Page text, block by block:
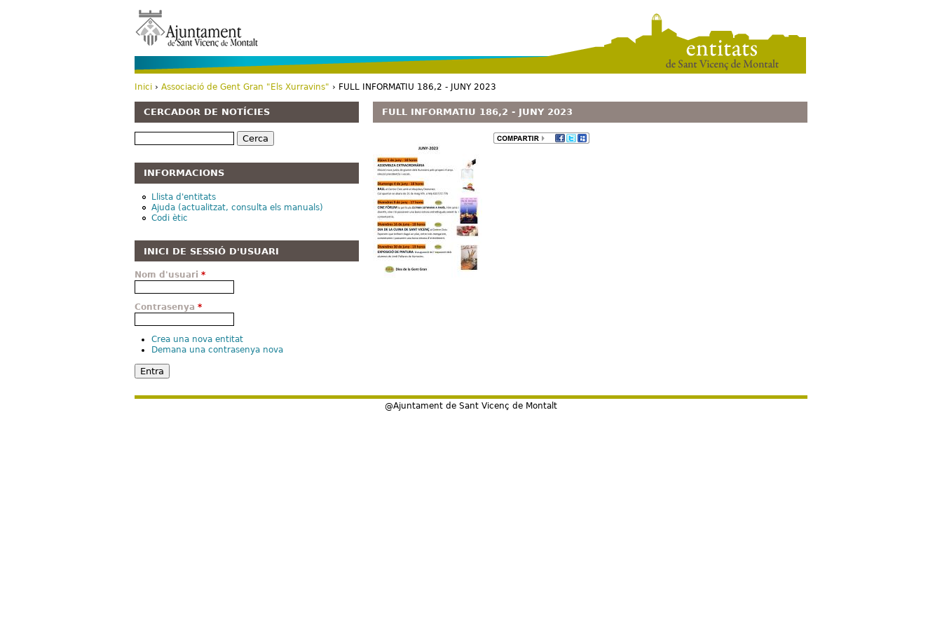
FULL INFORMATIU 186,2 - JUNY 2023
Esteu aquí
Inici › Associació de Gent Gran "Els Xurravins" › FULL INFORMATIU 186,2 - JUNY 2023
CERCADOR DE NOTÍCIES
Cerca
INFORMACIONS
Llista d'entitats
Ajuda (actualitzat, consulta els manuals)
Codi ètic
INICI DE SESSIÓ D'USUARI
Nom d'usuari *
Contrasenya *
Crea una nova entitat
Demana una contrasenya nova
@Ajuntament de Sant Vicenç de Montalt